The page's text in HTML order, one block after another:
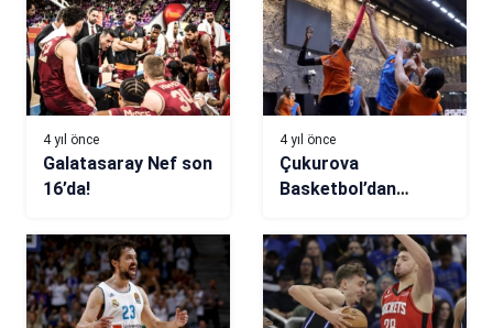
4 yıl önce
Galatasaray Nef son
16’da!
4 yıl önce
Çukurova
Basketbol’dan
durum!